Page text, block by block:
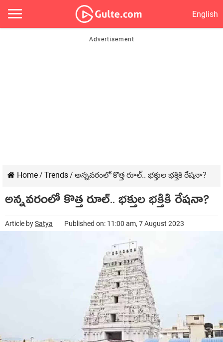
English
Home/ Trends/ అన్నవరంలో కొత్త రూల్.. భక్తుల భక్తికి రేషనా?
అన్నవరంలో కొత్త రూల్.. భక్తుల భక్తికి రేషనా?
Article bySatya Published on: 11:00 am, 7 August 2023